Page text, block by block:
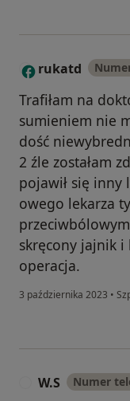
R rukatd
Trafiłam na
sumieniem nie
dość
2 źle zostałam
pojawił się inny
owego lekarza
skręcony jajnik i
operacja.
3 października 2023 •
W.S Numer